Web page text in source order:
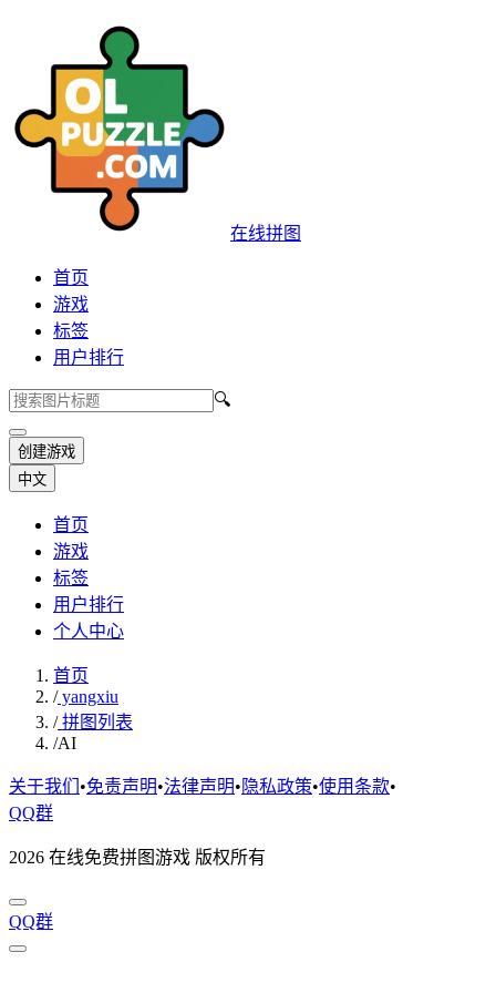
在线拼图
首页
游戏
标签
用户排行
🔍
创建游戏
中文
首页
游戏
标签
用户排行
个人中心
首页
/yangxiu
/拼图列表
/AI
关于我们 •免责声明•法律声明• 隐私政策•使用条款•
QQ群
2026 在线免费拼图游戏 版权所有
QQ群